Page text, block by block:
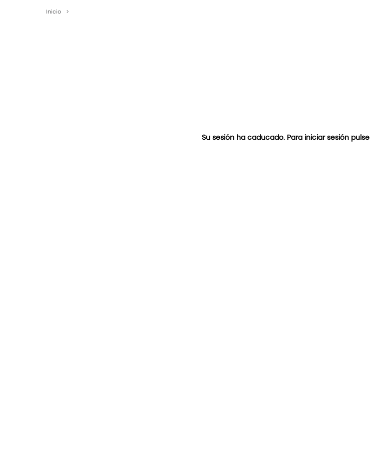
Inicio >
Su sesión ha caducado. Para iniciar sesión pulse